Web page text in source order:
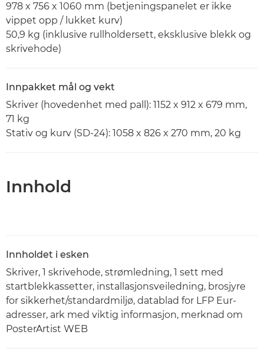
978 x 756 x 1060 mm (betjeningspanelet er ikke
vippet opp / lukket kurv)
50,9 kg (inklusive rullholdersett, eksklusive blekk og
skrivehode)
Innpakket mål og vekt
Skriver (hovedenhet med pall): 1152 x 912 x 679 mm,
71 kg
Stativ og kurv (SD-24): 1058 x 826 x 270 mm, 20 kg
Innhold
Innholdet i esken
Skriver, 1 skrivehode, strømledning, 1 sett med
startblekkassetter, installasjonsveiledning, brosjyre
for sikkerhet/standardmiljø, datablad for LFP Eur-
adresser, ark med viktig informasjon, merknad om
PosterArtist WEB